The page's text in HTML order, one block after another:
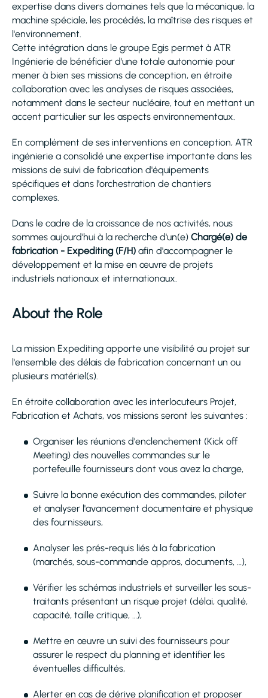
expertise dans divers domaines tels que la mécanique, la
machine spéciale, les procédés, la maîtrise des risques et
l'environnement.
Cette intégration dans le groupe Egis permet à ATR
Ingénierie de bénéficier d'une totale autonomie pour
mener à bien ses missions de conception, en étroite
collaboration avec les analyses de risques associées,
notamment dans le secteur nucléaire, tout en mettant un
accent particulier sur les aspects environnementaux.
En complément de ses interventions en conception, ATR
ingénierie a consolidé une expertise importante dans les
missions de suivi de fabrication d'équipements
spécifiques et dans l'orchestration de chantiers
complexes.
Dans le cadre de la croissance de nos activités, nous
sommes aujourd'hui à la recherche d'un(e) Chargé(e) de
fabrication - Expediting (F/H) afin d'accompagner le
développement et la mise en œuvre de projets
industriels nationaux et internationaux.
About the Role
La mission Expediting apporte une visibilité au projet sur
l'ensemble des délais de fabrication concernant un ou
plusieurs matériel(s).
En étroite collaboration avec les interlocuteurs Projet,
Fabrication et Achats, vos missions seront les suivantes :
Organiser les réunions d'enclenchement (Kick off
Meeting) des nouvelles commandes sur le
portefeuille fournisseurs dont vous avez la charge,
Suivre la bonne exécution des commandes, piloter
et analyser l'avancement documentaire et physique
des fournisseurs,
Analyser les prés-requis liés à la fabrication
(marchés, sous-commande appros, documents, …),
Vérifier les schémas industriels et surveiller les sous-
traitants présentant un risque projet (délai, qualité,
capacité, taille critique, …),
Mettre en œuvre un suivi des fournisseurs pour
assurer le respect du planning et identifier les
éventuelles difficultés,
Alerter en cas de dérive planification et proposer